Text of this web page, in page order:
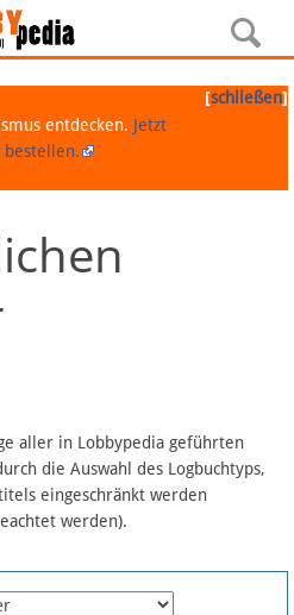
[schließen]
entdecken. Jetzt
bestellen.
aller in Lobbypedia geführten
die Auswahl des Logbuchtyps,
eingeschränkt werden
werden).